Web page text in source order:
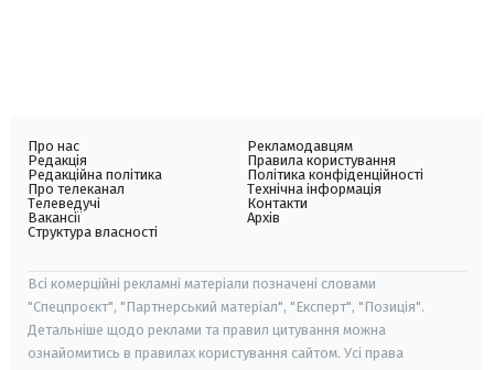
Про нас
Редакція
Редакційна політика
Про телеканал
Телеведучі
Вакансії
Структура власності
Рекламодавцям
Правила користування
Політика конфіденційності
Технічна інформація
Контакти
Архів
Всі комерційні рекламні матеріали позначені словами
"Спецпроєкт", "Партнерський матеріал", "Експерт", "Позиція".
Детальніше щодо реклами та правил цитування можна
ознайомитись в правилах користування сайтом. Усі права